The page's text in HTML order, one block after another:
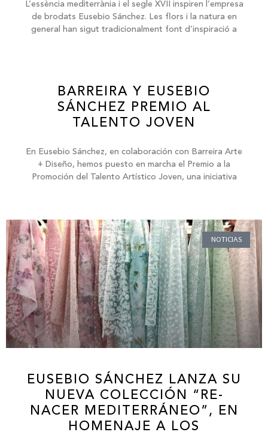
L’essència mediterrània i el segle XVII inspiren l’empresa
de brodats Eusebio Sánchez. Les flors i la natura en
general han sigut tradicionalment font d’inspiració a
BARREIRA Y EUSEBIO
SÁNCHEZ PREMIO AL
TALENTO JOVEN
En Eusebio Sánchez, en colaboración con Barreira Arte
+ Diseño, hemos puesto en marcha el Premio a la
Promoción del Talento Artístico Joven, una iniciativa
NOTICIAS
EUSEBIO SÁNCHEZ LANZA SU
NUEVA COLECCIÓN “RE-
NACER MEDITERRÁNEO”, EN
HOMENAJE A LOS